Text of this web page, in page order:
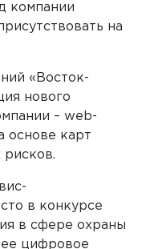
компании
на
«Восток-
нового
– web-
основе карт
в конкурсе
в сфере охраны
цифровое